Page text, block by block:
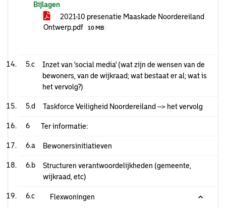
Bijlagen
2021-10 presenatie Maaskade Noordereiland
Ontwerp.pdf
10 MB
5.c
Inzet van 'social media' (wat zijn de wensen van de
bewoners, van de wijkraad; wat bestaat er al; wat is
het vervolg?)
5.d Taskforce Veiligheid Noordereiland --> het vervolg
6 Ter informatie:
6.a Bewonersinitiatieven
6.b
Structuren verantwoordelijkheden (gemeente,
wijkraad, etc)
6.c Flexwoningen